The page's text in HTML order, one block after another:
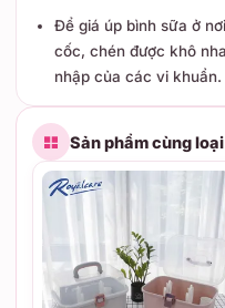
Để giá úp bình sữa ở
cốc, chén được khô
nhập của các vi khuẩn.
Sản phẩm cùng loại